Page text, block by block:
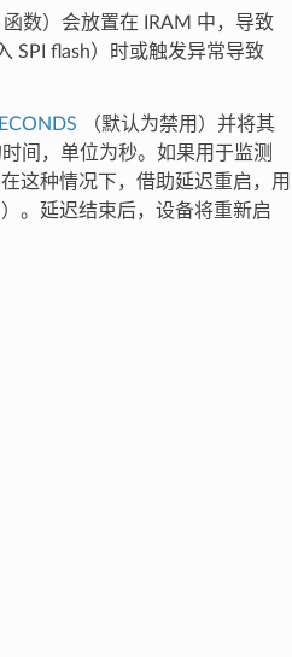
数）会放置在 IRAM 中，导致
SPI flash）时或触发异常导致
（默认为禁用）并将其
间，单位为秒。如果用于监测
这种情况下，借助延迟重启，用
。延迟结束后，设备将重新启